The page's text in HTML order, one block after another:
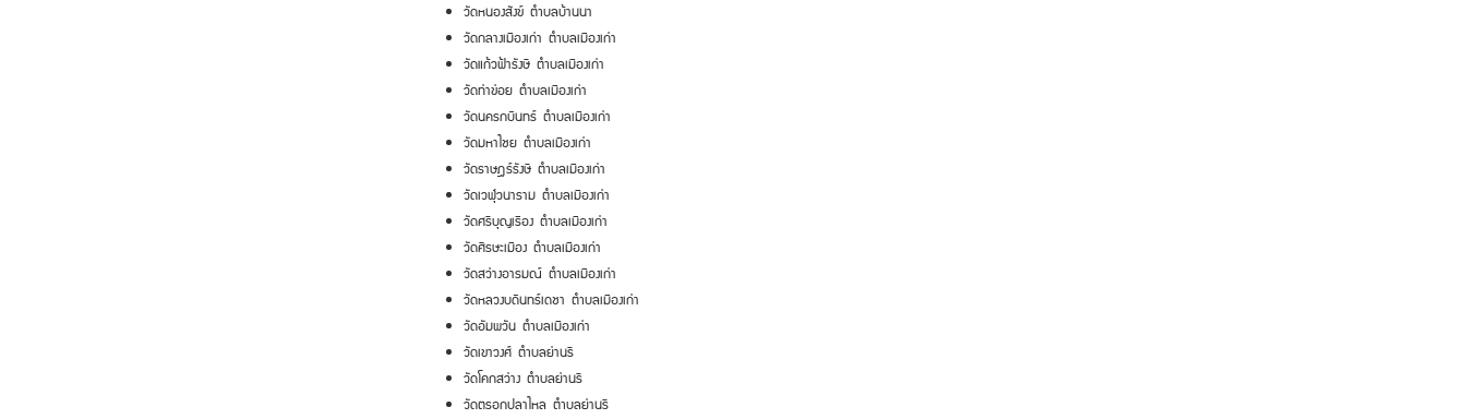
วัดหนองสังข์ ตำบลบ้านนา
วัดกลางเมืองเก่า ตำบลเมืองเก่า
วัดแก้วฟ้ารังษี ตำบลเมืองเก่า
วัดท่าข่อย ตำบลเมืองเก่า
วัดนครกบินทร์ ตำบลเมืองเก่า
วัดมหาไชย ตำบลเมืองเก่า
วัดราษฎร์รังษี ตำบลเมืองเก่า
วัดเวฬุวนาราม ตำบลเมืองเก่า
วัดศรีบุญเรือง ตำบลเมืองเก่า
วัดศีรษะเมือง ตำบลเมืองเก่า
วัดสว่างอารมณ์ ตำบลเมืองเก่า
วัดหลวงบดินทร์เดชา ตำบลเมืองเก่า
วัดอัมพวัน ตำบลเมืองเก่า
วัดเขาวงศ์ ตำบลย่านรี
วัดโคกสว่าง ตำบลย่านรี
วัดตรอกปลาไหล ตำบลย่านรี